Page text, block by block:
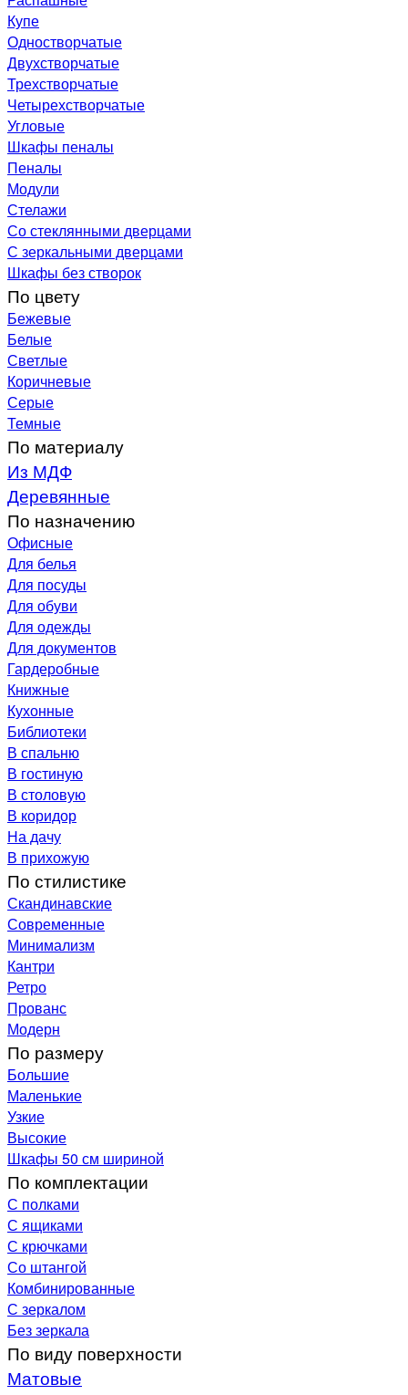
Купе
Одностворчатые
Двухстворчатые
Трехстворчатые
Четырехстворчатые
Угловые
Шкафы пеналы
Пеналы
Модули
Стелажи
Со стеклянными дверцами
С зеркальными дверцами
Шкафы без створок
По цвету
Бежевые
Белые
Светлые
Коричневые
Серые
Темные
По материалу
Из МДФ
Деревянные
По назначению
Офисные
Для белья
Для посуды
Для обуви
Для одежды
Для документов
Гардеробные
Книжные
Кухонные
Библиотеки
В спальню
В гостиную
В столовую
В коридор
На дачу
В прихожую
По стилистике
Скандинавские
Современные
Минимализм
Кантри
Ретро
Прованс
Модерн
По размеру
Большие
Маленькие
Узкие
Высокие
Шкафы 50 см шириной
По комплектации
С полками
С ящиками
С крючками
Со штангой
Комбинированные
С зеркалом
Без зеркала
По виду поверхности
Матовые